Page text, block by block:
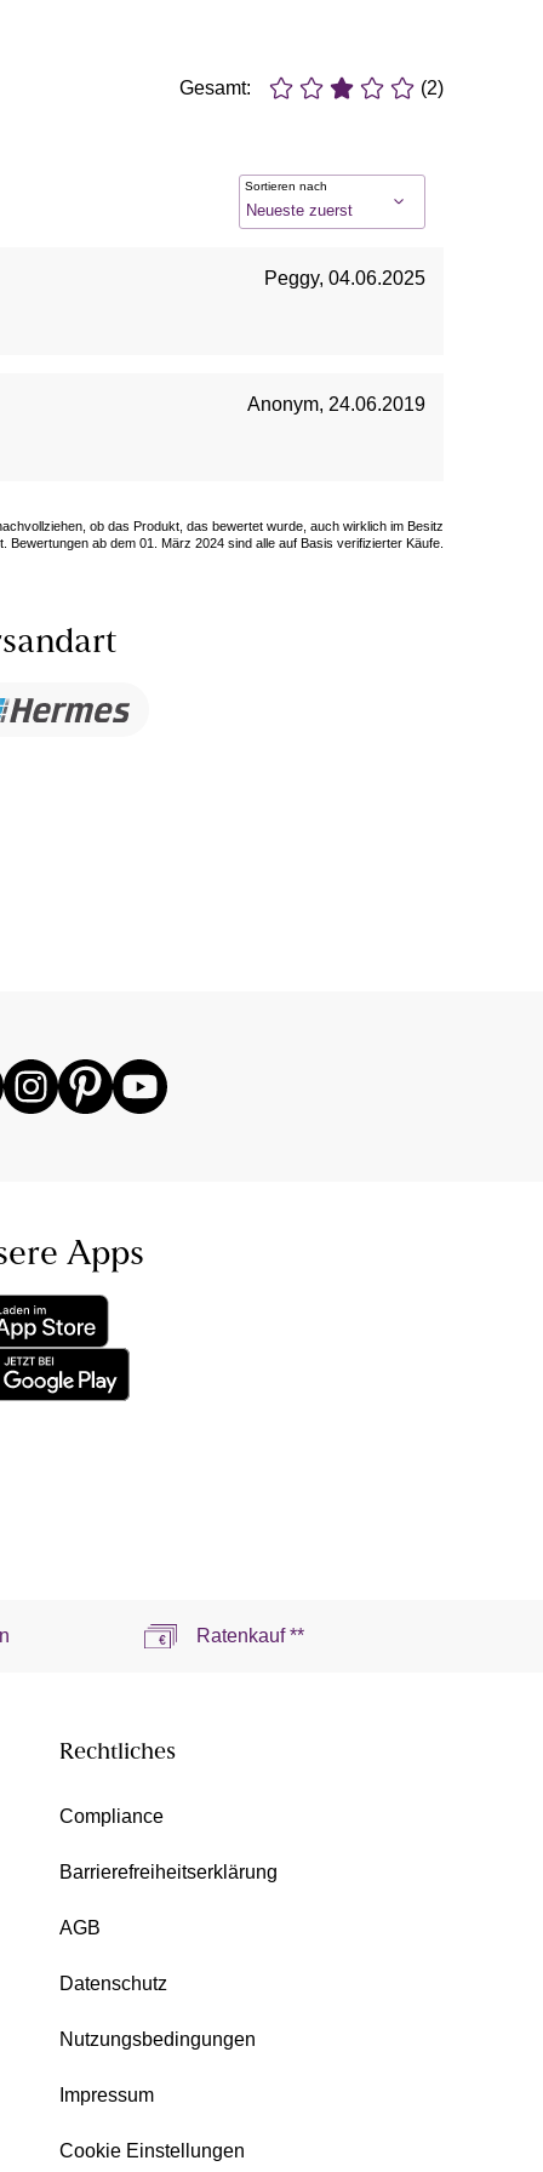
Gesamt: (2)
Sortieren nach
Peggy, 04.06.2025
Anonym, 24.06.2019
ob das Produkt, das bewertet wurde, auch wirklich im Besitz
Bewertungen ab dem 01. März 2024 sind alle auf Basis verifizierter Käufe.
Apps
Ratenkauf **
Rechtliches
Compliance
Barrierefreiheitserklärung
AGB
Datenschutz
Nutzungsbedingungen
Impressum
Cookie Einstellungen